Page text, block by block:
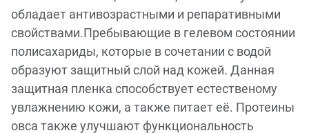
обладает антивозрастными и репаративными
свойствами.Пребывающие в гелевом состоянии
полисахариды, которые в сочетании с водой
образуют защитный слой над кожей. Данная
защитная пленка способствует естественому
увлажнению кожи, а также питает её. Протеины
овса также улучшают функциональность